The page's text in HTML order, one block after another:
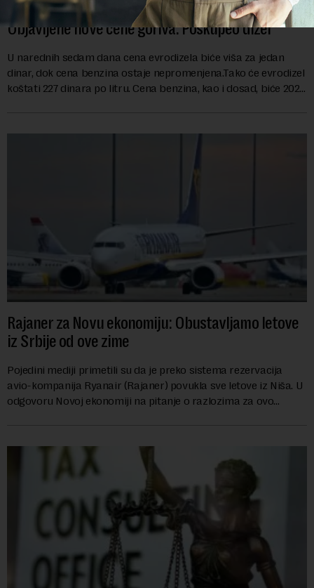
Objavljene nove cene goriva: Poskupeo dizel
U narednih sedam dana cena evrodizela biće viša za jedan
dinar, dok cena benzina ostaje nepromenjena.Tako će evrodizel
koštati 227 dinara po litru. Cena benzina, kao i dosad, biće 202
Rajaner za Novu ekonomiju: Obustavljamo letove
iz Srbije od ove zime
Pojedini mediji primetili su da je preko sistema rezervacija
avio-kompanija Ryanair (Rajaner) povukla sve letove iz Niša. U
odgovoru Novoj ekonomiji na pitanje o razlozima za ovo